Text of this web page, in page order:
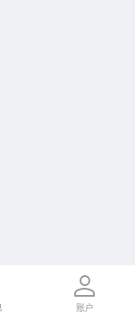
账户